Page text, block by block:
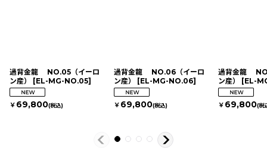
過背金龍 NO.05（イーロ
ン産）
[EL-MG-NO.05]
￥ 69,800(税込)
過背金龍 NO.06（イーロ
ン産）
[EL-MG-NO.06]
￥ 69,800(税込)
過背金龍
ン産）
[EL-
￥ 69,800(税